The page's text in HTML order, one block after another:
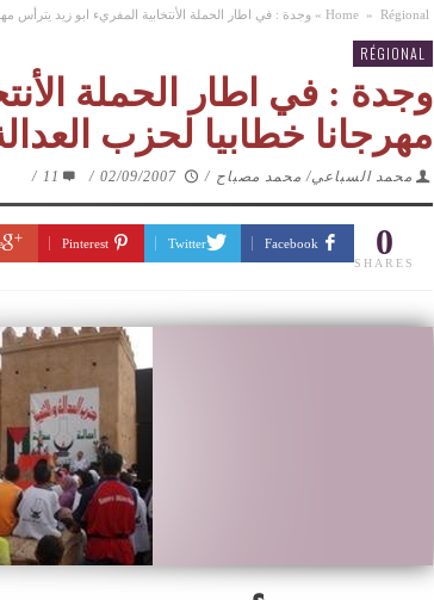
Home » Régional
» وجدة : في اطار الحملة الأنتخابية المفريء ابو زيد يترأس
RÉGIONAL
وجدة : في اطار الحملة
مهرجانا خطابيا لحزب
محمد السباعي/ محمد مصباح /
02/09/2007
/
11
/
0
SHARES
Facebook
Twitter
Pinterest